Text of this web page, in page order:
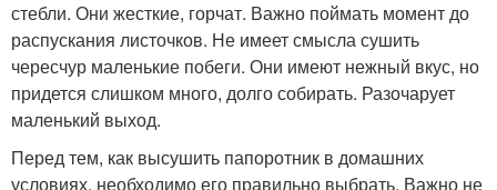
стебли. Они жесткие, горчат. Важно поймать момент до
распускания листочков. Не имеет смысла сушить
чересчур маленькие побеги. Они имеют нежный вкус, но
придется слишком много, долго собирать. Разочарует
маленький выход.
Перед тем, как высушить папоротник в домашних
условиях, необходимо его правильно выбрать. Важно не